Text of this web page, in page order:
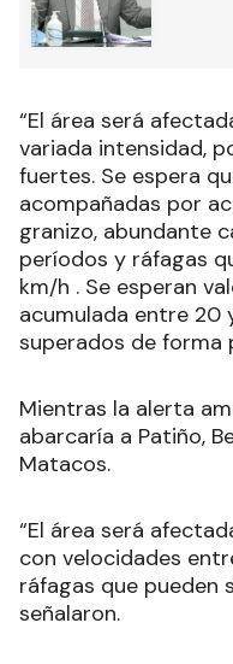
“El área será
variada intensidad,
fuertes. Se espera
acompañadas por
granizo, abundante
períodos y ráfagas
km/h . Se esperan
acumulada entre 20
superados de forma
Mientras la alerta
abarcaría a Patiño,
Matacos.
“El área será
con velocidades
ráfagas que pueden
señalaron.